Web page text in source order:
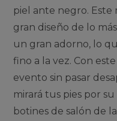
piel ante negro. Este
gran diseño de lo
un gran adorno, lo
fino a la vez. Con
evento sin pasar
mirará tus pies por
botines de salón de